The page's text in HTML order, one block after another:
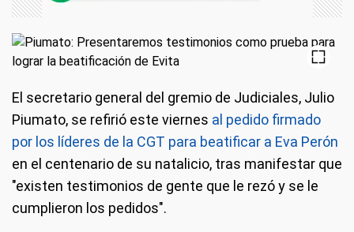
El secretario general del gremio de Judiciales, Julio
Piumato, se refirió este viernes al pedido firmado
por los líderes de la CGT para beatificar a Eva Perón
en el centenario de su natalicio, tras manifestar que
"existen testimonios de gente que le rezó y se le
cumplieron los pedidos".